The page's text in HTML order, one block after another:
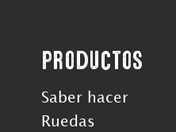
Productos
Saber hacer
Ruedas